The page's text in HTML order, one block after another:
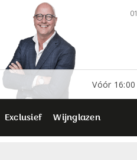
Vóór
Exclusief Wijnglazen